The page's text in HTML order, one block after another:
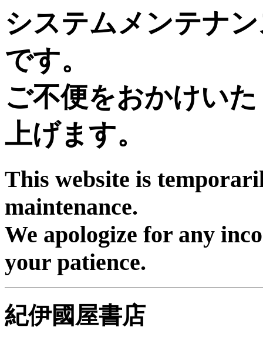
システムメンテナ
です。
ご不便をおかけい
上げます。
This website is
maintenance.
We apologize for any
your patience.
紀伊國屋書店